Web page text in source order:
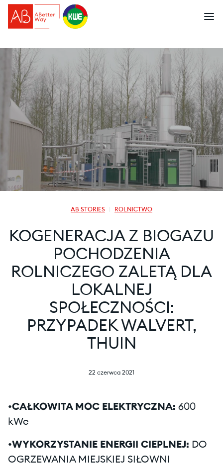
AB STORIES ROLNICTWO
KOGENERACJA Z BIOGAZU
POCHODZENIA
ROLNICZEGO ZALETĄ DLA
LOKALNEJ
SPOŁECZNOŚCI:
PRZYPADEK WALVERT,
THUIN
22 czerwca 2021
•CAŁKOWITA MOC ELEKTRYCZNA: 600
kWe
•WYKORZYSTANIE ENERGII CIEPLNEJ: DO
OGRZEWANIA MIEJSKIEJ SIŁOWNI